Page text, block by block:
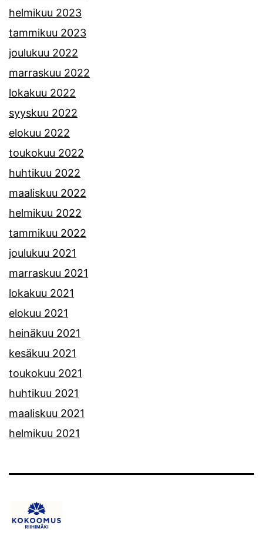
helmikuu 2023
tammikuu 2023
joulukuu 2022
marraskuu 2022
lokakuu 2022
syyskuu 2022
elokuu 2022
toukokuu 2022
huhtikuu 2022
maaliskuu 2022
helmikuu 2022
tammikuu 2022
joulukuu 2021
marraskuu 2021
lokakuu 2021
elokuu 2021
heinäkuu 2021
kesäkuu 2021
toukokuu 2021
huhtikuu 2021
maaliskuu 2021
helmikuu 2021